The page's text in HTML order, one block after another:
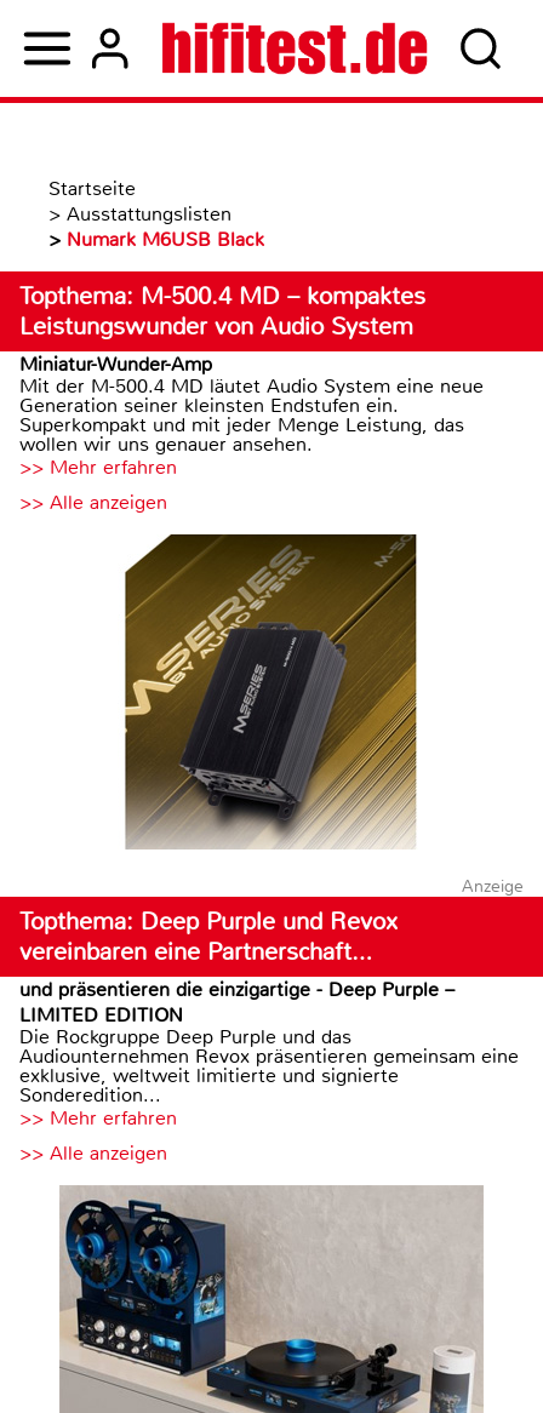
Startseite
> Ausstattungslisten
> Numark M6USB Black
Topthema: M-500.4 MD – kompaktes
Leistungswunder von Audio System
Miniatur-Wunder-Amp
Mit der M-500.4 MD läutet Audio System eine neue
Generation seiner kleinsten Endstufen ein.
Superkompakt und mit jeder Menge Leistung, das
wollen wir uns genauer ansehen.
>> Mehr erfahren
>> Alle anzeigen
Anzeige
Topthema: Deep Purple und Revox
vereinbaren eine Partnerschaft…
und präsentieren die einzigartige - Deep Purple –
LIMITED EDITION
Die Rockgruppe Deep Purple und das
Audiounternehmen Revox präsentieren gemeinsam eine
exklusive, weltweit limitierte und signierte
Sonderedition...
>> Mehr erfahren
>> Alle anzeigen